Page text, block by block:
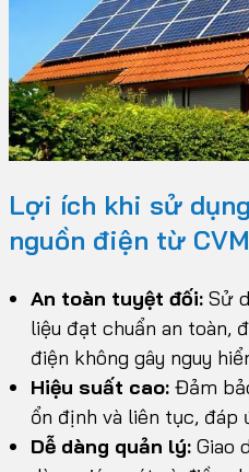
Lợi ích khi sử
nguồn điện từ
An toàn tuyệt đối: Sử
liệu đạt chuẩn an toàn,
điện không gây nguy
Hiệu suất cao: Đảm
ổn định và liên tục, đáp
Dễ dàng quản lý: Giao